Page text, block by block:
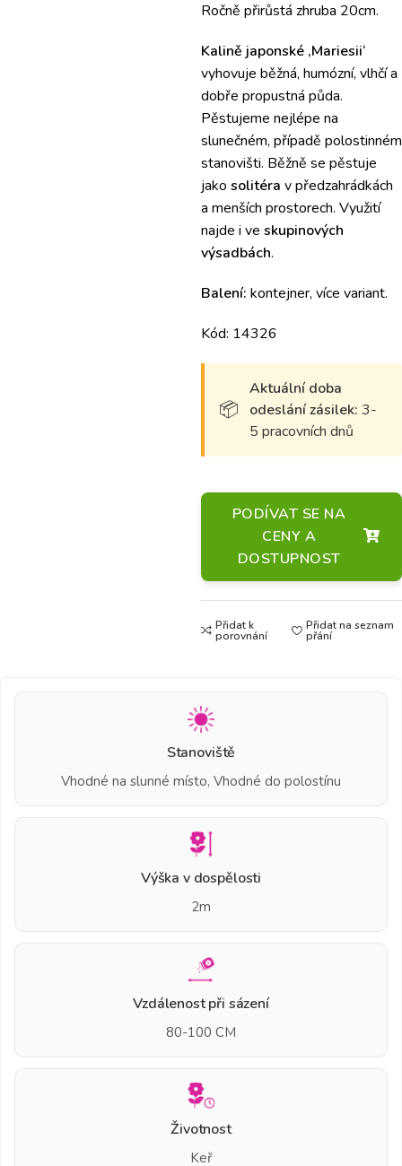
Ročně přirůstá zhruba 20cm.
Kalině japonské ‚Mariesii‘
vyhovuje běžná, humózní, vlhčí a
dobře propustná půda.
Pěstujeme nejlépe na
slunečném, případě polostinném
stanovišti. Běžně se pěstuje
jako solitéra v předzahrádkách
a menších prostorech. Využití
najde i ve skupinových
výsadbách.
Balení: kontejner, více variant.
Kód: 14326
Aktuální doba
odeslání zásilek: 3-
5 pracovních dnů
PODÍVAT SE NA
CENY A
DOSTUPNOST
Přidat k
porovnání
Přidat na seznam
přání
Stanoviště
Vhodné na slunné místo, Vhodné do polostínu
Výška v dospělosti
2m
Vzdálenost při sázení
80-100 CM
Životnost
Keř